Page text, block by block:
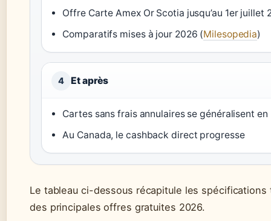
Offre Carte Amex Or Scotia jusqu’au 1er juillet
Comparatifs mises à jour 2026 (Milesopedia)
4 Et après
Cartes sans frais annulaires se généralisent en
Au Canada, le cashback direct progresse
Le tableau ci-dessous récapitule les
des principales offres gratuites 2026.